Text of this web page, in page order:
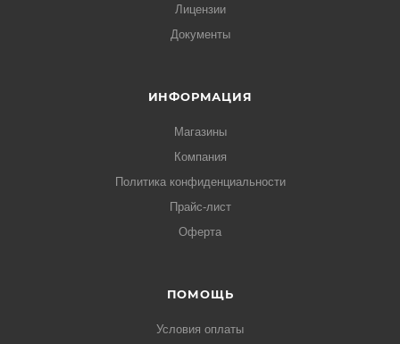
Лицензии
Документы
ИНФОРМАЦИЯ
Магазины
Компания
Политика конфиденциальности
Прайс-лист
Оферта
ПОМОЩЬ
Условия оплаты